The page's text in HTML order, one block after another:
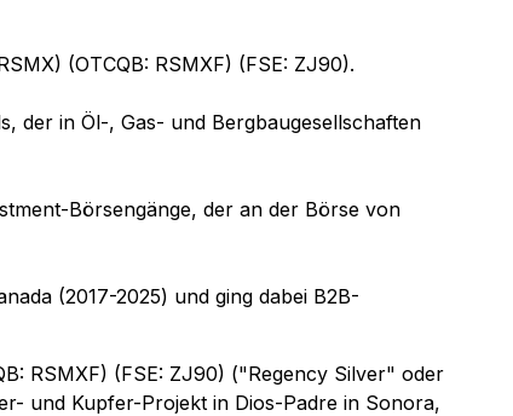
(OTCQB: RSMXF) (FSE: ZJ90).
der in Öl-, Gas- und Bergbaugesellschaften
Börsengänge, der an der Börse von
(2017-2025) und ging dabei B2B-
RSMXF) (FSE: ZJ90) ("Regency Silver" oder
und Kupfer-Projekt in Dios-Padre in Sonora,